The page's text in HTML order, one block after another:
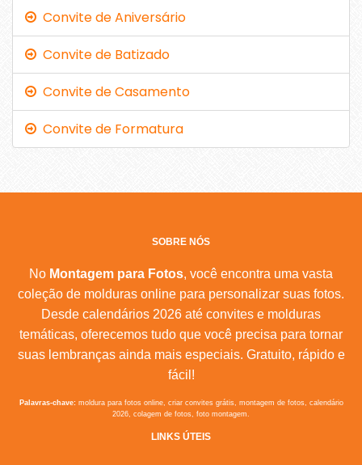
Convite de Aniversário
Convite de Batizado
Convite de Casamento
Convite de Formatura
SOBRE NÓS
No Montagem para Fotos, você encontra uma vasta
coleção de molduras online para personalizar suas fotos.
Desde calendários 2026 até convites e molduras
temáticas, oferecemos tudo que você precisa para tornar
suas lembranças ainda mais especiais. Gratuito, rápido e
fácil!
Palavras-chave:moldura para fotos online, criar convites grátis, montagem de fotos, calendário
2026, colagem de fotos, foto montagem.
LINKS ÚTEIS